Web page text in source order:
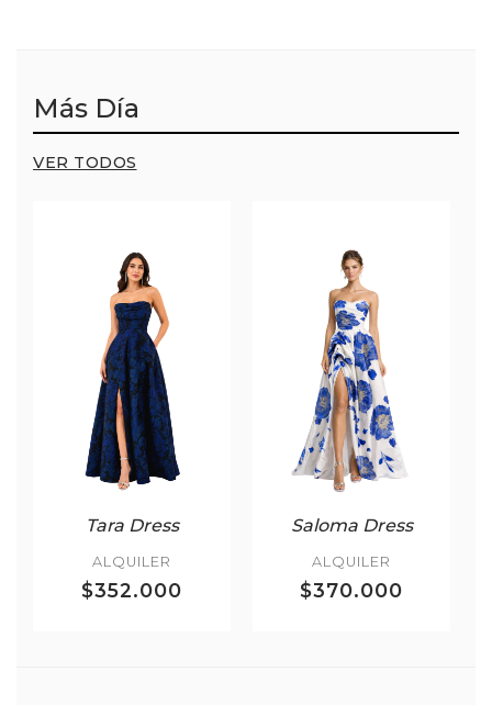
Más Día
VER TODOS
Tara Dress
ALQUILER
$352.000
Saloma Dress
ALQUILER
$370.000